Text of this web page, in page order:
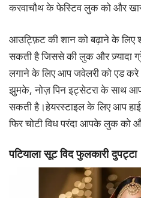
करवाचौथ के फेस्टिव लुक को और
आउट्फ़िट की शान को बढ़ाने के लिए
सकती है जिससे की लुक और ज़्यादा
लगाने के लिए आप जवेलरी को एड
झुमके, नोज़ पिन इट्सेटरा के साथ
सकती है।हेयरस्टाइल के लिए आप
फिर चोटी विध परंदा आपके लुक को
पटियाला सूट विद फुलकारी दुपट्टा